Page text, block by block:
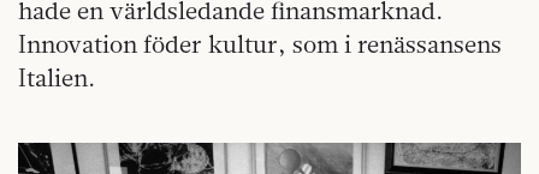
hade en världsledande finansmarknad.
Innovation föder kultur, som i renässansens
Italien.